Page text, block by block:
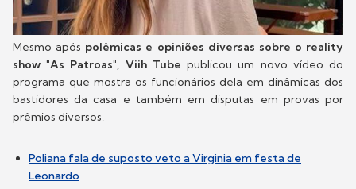
Mesmo após polêmicas e opiniões diversas sobre o reality
show "As Patroas", Viih Tube publicou um novo vídeo do
programa que mostra os funcionários dela em dinâmicas dos
bastidores da casa e também em disputas em provas por
prêmios diversos.
Poliana fala de suposto veto a Virginia em festa de
Leonardo